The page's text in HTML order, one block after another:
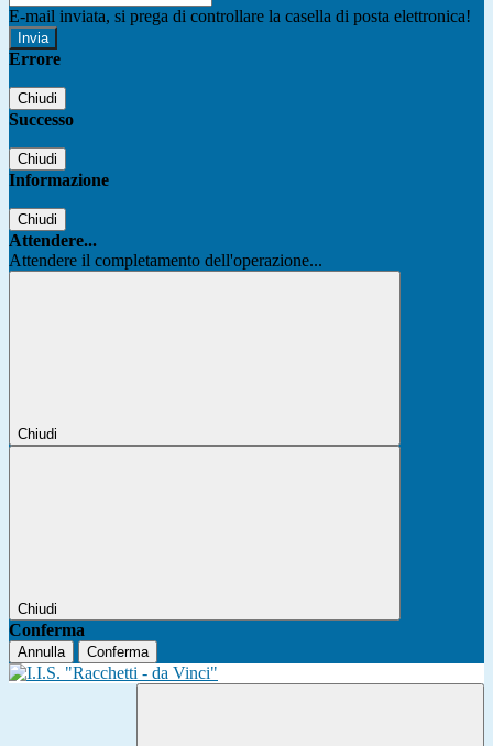
E-mail inviata, si prega di controllare la casella di posta elettronica!
Errore
Chiudi
Successo
Chiudi
Informazione
Chiudi
Attendere...
Attendere il completamento dell'operazione...
Chiudi
Chiudi
Conferma
Annulla Conferma